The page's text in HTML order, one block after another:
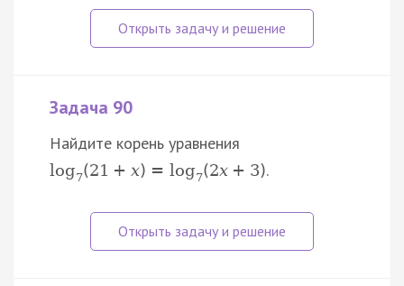
Задача 90
Найдите корень уравнения
log7(21 + x) = log7(2x + 3).